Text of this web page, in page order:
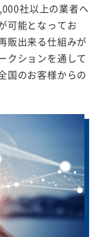
社以上の業者へ
可能となってお
販出来る仕組みが
クションを通して
国のお客様からの